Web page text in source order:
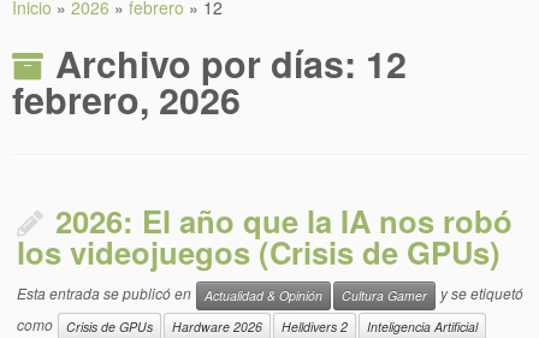
Inicio » 2026 » febrero » 12
Archivo por días: 12
febrero, 2026
2026: El año que la IA nos robó
los videojuegos (Crisis de GPUs)
Esta entrada se publicó en Actualidad & Opinión Cultura Gamer
y se etiquetó
como
Crisis de GPUs Hardware 2026 Helldivers 2
Inteligencia Artificial